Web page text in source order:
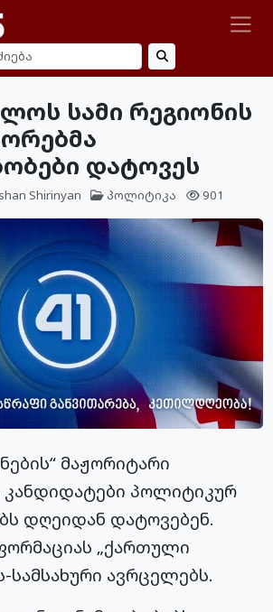
სამი რეგიონის
დატოვეს
Shirinyan პოლიტიკა 901
მაჟორიტარი
კანდიდატები პოლიტიკურ
დღეიდან დატოვებენ.
„ქართული
სამსახური ავრცელებს.